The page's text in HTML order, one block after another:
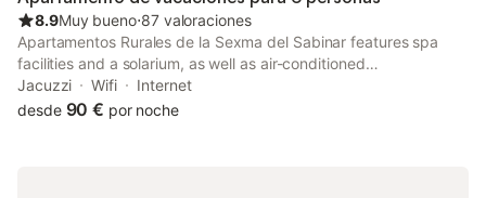
8.9Muy bueno⋅87 valoraciones
Apartamentos Rurales de la Sexma del Sabinar features spa
facilities and a solarium, as well as air-conditioned
accommodation in Corduente. Featuring a 24-hour front desk,
this property also provides guests with a water park.
Jacuzzi Wifi
Internet
desde 90 € por noche